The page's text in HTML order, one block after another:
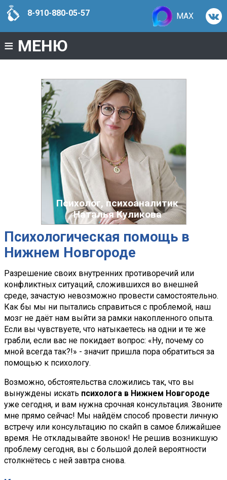
8-910-880-05-57 MAX
≡ МЕНЮ
Психолог, психоаналитик
Наталья Куликова
Психологическая помощь в
Нижнем Новгороде
Разрешение своих внутренних противоречий или
конфликтных ситуаций, сложившихся во внешней
среде, зачастую невозможно провести самостоятельно.
Как бы мы ни пытались справиться с проблемой, наш
мозг не даёт нам выйти за рамки накопленного опыта.
Если вы чувствуете, что натыкаетесь на одни и те же
грабли, если вас не покидает вопрос: «Ну, почему со
мной всегда так?!» - значит пришла пора обратиться за
помощью к психологу.
Возможно, обстоятельства сложились так, что вы
вынуждены искать психолога в Нижнем Новгороде
уже сегодня, и вам нужна срочная консультация. Звоните
мне прямо сейчас! Мы найдём способ провести личную
встречу или консультацию по скайп в самое ближайшее
время. Не откладывайте звонок! Не решив возникшую
проблему сегодня, вы с большой долей вероятности
столкнётесь с ней завтра снова.